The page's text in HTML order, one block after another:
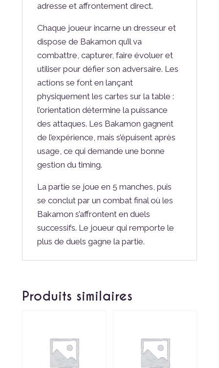
adresse et affrontement direct.
Chaque joueur incarne un dresseur et
dispose de Bakamon qu’il va
combattre, capturer, faire évoluer et
utiliser pour défier son adversaire. Les
actions se font en lançant
physiquement les cartes sur la table :
l’orientation détermine la puissance
des attaques. Les Bakamon gagnent
de l’expérience, mais s’épuisent après
usage, ce qui demande une bonne
gestion du timing.
La partie se joue en 5 manches, puis
se conclut par un combat final où les
Bakamon s’affrontent en duels
successifs. Le joueur qui remporte le
plus de duels gagne la partie.
Produits similaires